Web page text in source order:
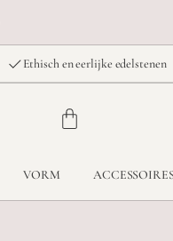
Ethisch en eerlijke edelstenen
VORM